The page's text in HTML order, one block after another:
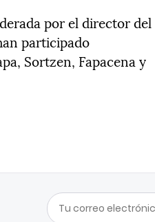
por el director del
participado
Sortzen, Fapacena y